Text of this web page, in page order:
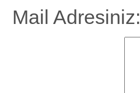
Mail Adresiniz: